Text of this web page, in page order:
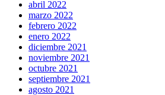
abril 2022
marzo 2022
febrero 2022
enero 2022
diciembre 2021
noviembre 2021
octubre 2021
septiembre 2021
agosto 2021